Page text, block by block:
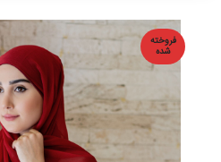
فروخته
شده